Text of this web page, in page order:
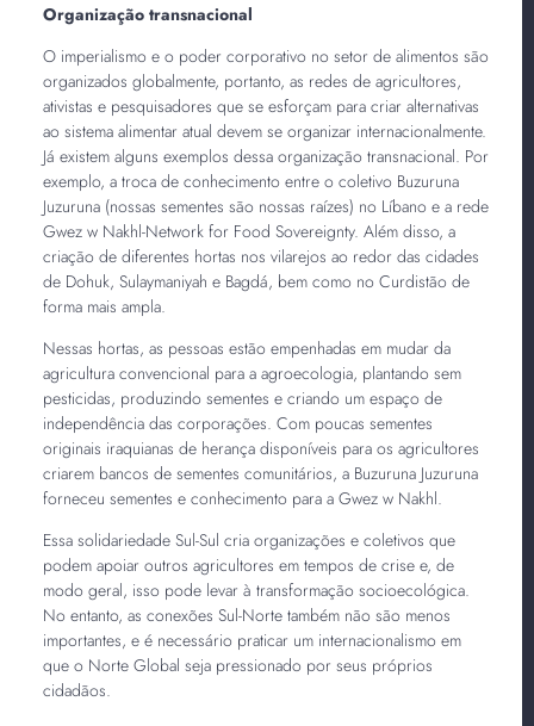
Organização transnacional
O imperialismo e o poder corporativo no setor de alimentos são
organizados globalmente, portanto, as redes de agricultores,
ativistas e pesquisadores que se esforçam para criar alternativas
ao sistema alimentar atual devem se organizar internacionalmente.
Já existem alguns exemplos dessa organização transnacional. Por
exemplo, a troca de conhecimento entre o coletivo Buzuruna
Juzuruna (nossas sementes são nossas raízes) no Líbano e a rede
Gwez w Nakhl-Network for Food Sovereignty. Além disso, a
criação de diferentes hortas nos vilarejos ao redor das cidades
de Dohuk, Sulaymaniyah e Bagdá, bem como no Curdistão de
forma mais ampla.
Nessas hortas, as pessoas estão empenhadas em mudar da
agricultura convencional para a agroecologia, plantando sem
pesticidas, produzindo sementes e criando um espaço de
independência das corporações. Com poucas sementes
originais iraquianas de herança disponíveis para os agricultores
criarem bancos de sementes comunitários, a Buzuruna Juzuruna
forneceu sementes e conhecimento para a Gwez w Nakhl.
Essa solidariedade Sul-Sul cria organizações e coletivos que
podem apoiar outros agricultores em tempos de crise e, de
modo geral, isso pode levar à transformação socioecológica.
No entanto, as conexões Sul-Norte também não são menos
importantes, e é necessário praticar um internacionalismo em
que o Norte Global seja pressionado por seus próprios
cidadãos.